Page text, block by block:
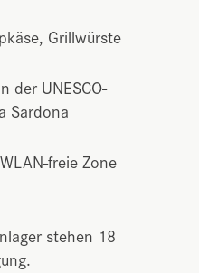
Grillwürste
der UNESCO-
Sardona
freie Zone
stehen 18